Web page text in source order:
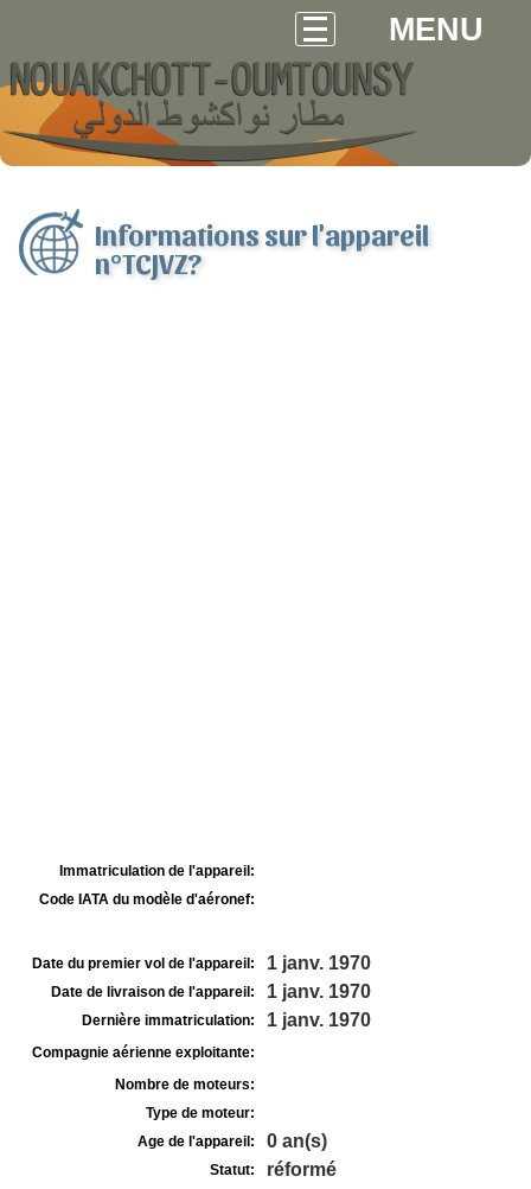
MENU
Informations sur l'appareil
n°TCJVZ?
Immatriculation de l'appareil:
Code IATA du modèle d'aéronef:
Date du premier vol de l'appareil: 1 janv. 1970
Date de livraison de l'appareil: 1 janv. 1970
Dernière immatriculation: 1 janv. 1970
Compagnie aérienne exploitante:
Nombre de moteurs:
Type de moteur:
Age de l'appareil:
0 an(s)
Statut: réformé